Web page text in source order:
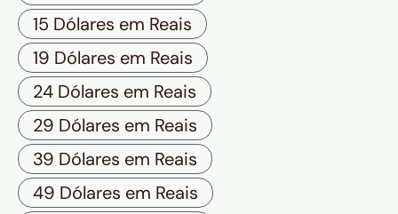
15 Dólares em Reais
19 Dólares em Reais
24 Dólares em Reais
29 Dólares em Reais
39 Dólares em Reais
49 Dólares em Reais